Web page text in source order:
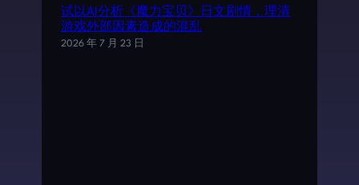
试以AI分析《魔力宝贝》日文剧情，理清
游戏外部因素造成的混乱
2026 年 7 月 23 日